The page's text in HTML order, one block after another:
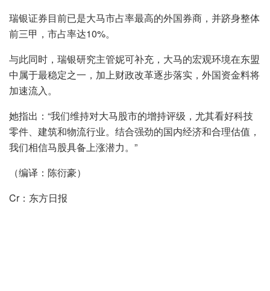
瑞银证券目前已是大马市占率最高的外国券商，并跻身整体
前三甲，市占率达10%。
与此同时，瑞银研究主管妮可补充，大马的宏观环境在东盟
中属于最稳定之一，加上财政改革逐步落实，外国资金料将
加速流入。
她指出：“我们维持对大马股市的增持评级，尤其看好科技
零件、建筑和物流行业。结合强劲的国内经济和合理估值，
我们相信马股具备上涨潜力。”
（编译：陈衍豪）
Cr：东方日报